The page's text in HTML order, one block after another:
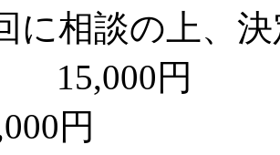
に相談の上、
15,000円
円